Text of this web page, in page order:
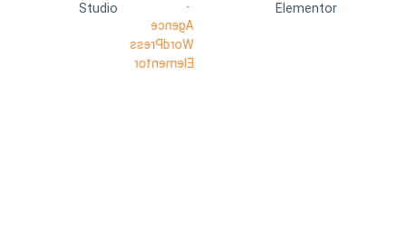
Studio
Elementor